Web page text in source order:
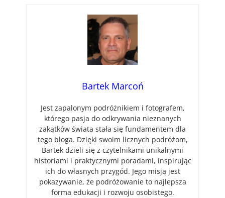
Bartek Marcoń
Jest zapalonym podróżnikiem i fotografem,
którego pasja do odkrywania nieznanych
zakątków świata stała się fundamentem dla
tego bloga. Dzięki swoim licznych podróżom,
Bartek dzieli się z czytelnikami unikalnymi
historiami i praktycznymi poradami, inspirując
ich do własnych przygód. Jego misją jest
pokazywanie, że podróżowanie to najlepsza
forma edukacji i rozwoju osobistego.